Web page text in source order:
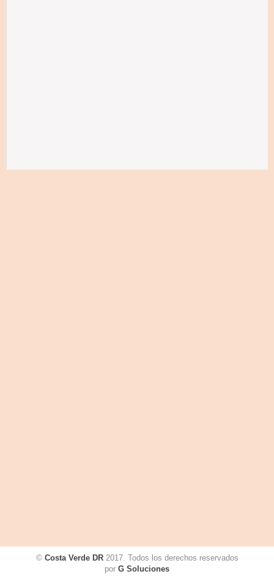
© Costa Verde DR2017. Todos los derechos reservados
por G Soluciones